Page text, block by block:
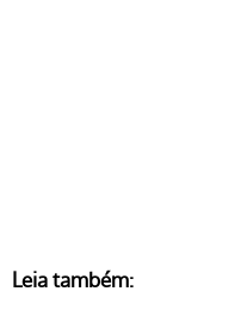
Leia também: